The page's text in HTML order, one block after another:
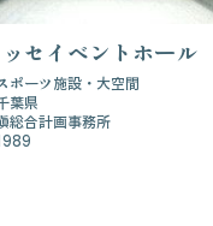
セイベントホール
ポーツ施設・大空間
葉県
総合計画事務所